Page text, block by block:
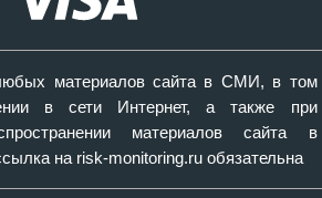
материалов сайта в СМИ, в том
в сети Интернет, а также при
материалов сайта в
на risk-monitoring.ru обязательна